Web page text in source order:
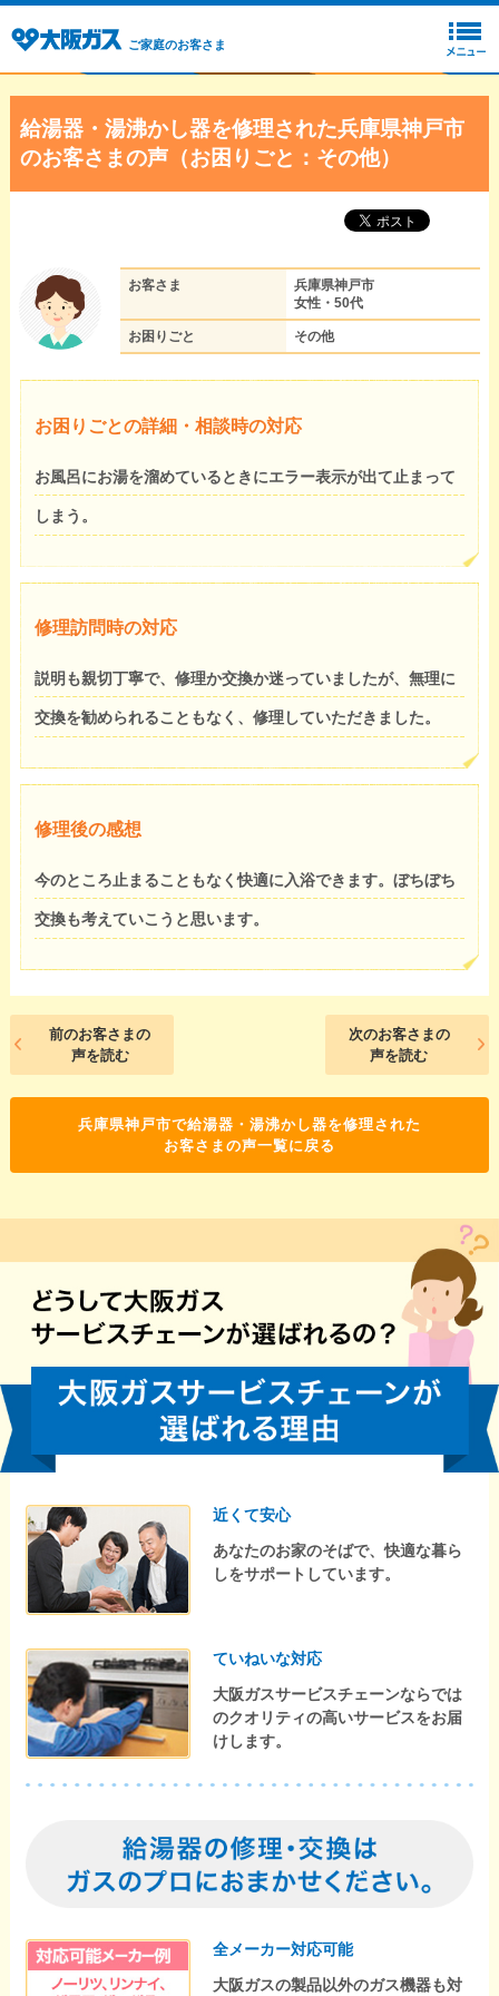
ご家庭のお客さま
給湯器・湯沸かし器を修理された兵庫県神戸市
のお客さまの声（お困りごと：その他）
お客さま
兵庫県神戸市
女性・50代
お困りごと その他
お困りごとの詳細・相談時の対応
お風呂にお湯を溜めているときにエラー表示が出て止まって
しまう。
修理訪問時の対応
説明も親切丁寧で、修理か交換か迷っていましたが、無理に
交換を勧められることもなく、修理していただきました。
修理後の感想
今のところ止まることもなく快適に入浴できます。ぼちぼち
交換も考えていこうと思います。
前のお客さまの
声を読む
次のお客さまの
声を読む
兵庫県神戸市で給湯器・湯沸かし器を修理された
お客さまの声一覧に戻る
近くて安心
あなたのお家のそばで、快適な暮ら
しをサポートしています。
ていねいな対応
大阪ガスサービスチェーンならでは
のクオリティの高いサービスをお届
けします。
全メーカー対応可能
大阪ガスの製品以外のガス機器も対